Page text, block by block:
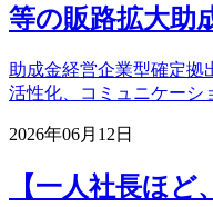
等の販路拡大助
助成金経営企業型確定拠
活性化、コミュニケーシ
2026年06月12日
【一人社長ほ